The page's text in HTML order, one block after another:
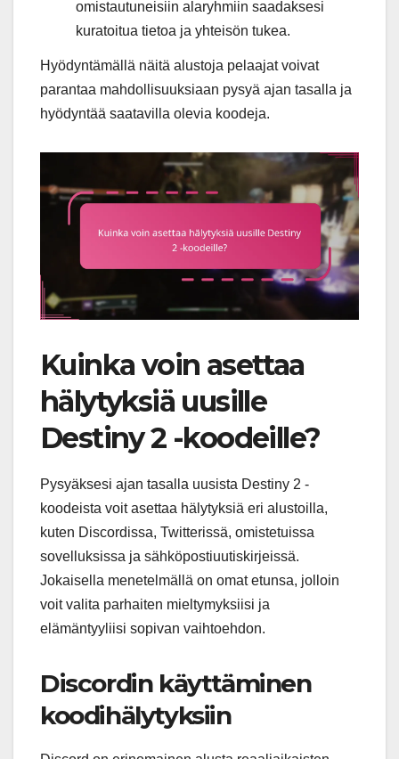
omistautuneisiin alaryhmiin saadaksesi
kuratoitua tietoa ja yhteisön tukea.
Hyödyntämällä näitä alustoja pelaajat voivat
parantaa mahdollisuuksiaan pysyä ajan tasalla ja
hyödyntää saatavilla olevia koodeja.
Kuinka voin asettaa
hälytyksiä uusille
Destiny 2 -koodeille?
Pysyäksesi ajan tasalla uusista Destiny 2 -
koodeista voit asettaa hälytyksiä eri alustoilla,
kuten Discordissa, Twitterissä, omistetuissa
sovelluksissa ja sähköpostiuutiskirjeissä.
Jokaisella menetelmällä on omat etunsa, jolloin
voit valita parhaiten mieltymyksiisi ja
elämäntyyliisi sopivan vaihtoehdon.
Discordin käyttäminen
koodihälytyksiin